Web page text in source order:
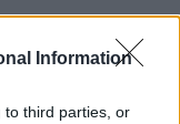
Information
to third parties, or